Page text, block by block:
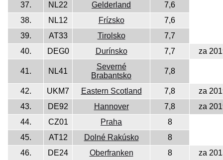
37. NL22 Gelderland
7,6
38.
NL12 Frízsko
7,6
39.
AT33 Tirolsko
7,7
40.
DEG0 Durínsko 7,7 za
41. NL41
Severné
Brabantsko
7,8
42. UKM7 Eastern Scotland 7,8
za
43.
DE92 Hannover 7,8
za
44.
CZ01 Praha
8
45.
AT12 Dolné Rakúsko
8
46.
DE24 Oberfranken 8
za